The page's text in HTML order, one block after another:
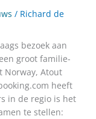
/ Richard de
bezoek aan
groot familie-
Norway, Atout
heeft
in de regio is het
te stellen: